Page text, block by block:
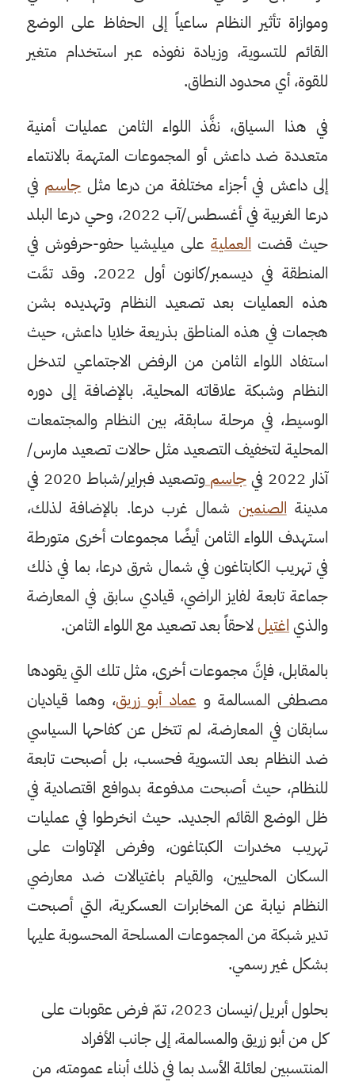
وموازاة تأثير النظام ساعياً إلى الحفاظ على الوضع
القائم للتسوية، وزيادة نفوذه عبر استخدام متغير
للقوة، أي محدود النطاق.
في هذا السياق، نفَّذ اللواء الثامن عمليات أمنية
متعددة ضد داعش أو المجموعات المتهمة بالانتماء
إلى داعش في أجزاء مختلفة من درعا مثل جاسم في
درعا الغربية في أغسطس/آب 2022، وحي درعا البلد
حيث قضت العمليةعلى ميليشيا حفو-حرفوش في
المنطقة في ديسمبر/كانون أول 2022. وقد تمَّت
هذه العمليات بعد تصعيد النظام وتهديده بشن
هجمات في هذه المناطق بذريعة خلايا داعش، حيث
استفاد اللواء الثامن من الرفض الاجتماعي لتدخل
النظام وشبكة علاقاته المحلية. بالإضافة إلى دوره
الوسيط، في مرحلة سابقة، بين النظام والمجتمعات
المحلية لتخفيف التصعيد مثل حالات تصعيد مارس/
آذار 2022 في
جاسم
وتصعيد فبراير/شباط 2020 في
مدينة الصنمين شمال غرب درعا. بالإضافة لذلك،
استهدف اللواء الثامن أيضًا مجموعات أخرى متورطة
في تهريب الكابتاغون في شمال شرق درعا، بما في ذلك
جماعة تابعة لفايز الراضي، قيادي سابق في المعارضة
والذي اغتيللاحقاً بعد تصعيد مع اللواء الثامن.
بالمقابل، فإنَّ مجموعات أخرى، مثل تلك التي يقودها
مصطفى المسالمة و عماد أبو زريق، وهما قياديان
سابقان في المعارضة، لم تتخل عن كفاحها السياسي
ضد النظام بعد التسوية فحسب، بل أصبحت تابعة
للنظام، حيث أصبحت مدفوعة بدوافع اقتصادية في
ظل الوضع القائم الجديد. حيث انخرطوا في عمليات
تهريب مخدرات الكبتاغون، وفرض الإتاوات على
السكان المحليين، والقيام باغتيالات ضد معارضي
النظام نيابة عن المخابرات العسكرية، التي أصبحت
تدير شبكة من المجموعات المسلحة المحسوبة عليها
بشكل غير رسمي.
بحلول أبريل/نيسان 2023، تمّ فرض عقوبات على
كل من أبو زريق والمسالمة، إلى جانب الأفراد
المنتسبين لعائلة الأسد بما في ذلك أبناء عمومته، من